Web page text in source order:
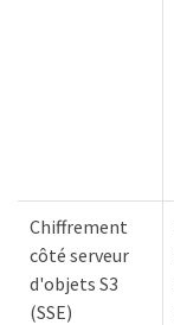
Chiffrement
côté serveur
d'objets S3
(SSE)